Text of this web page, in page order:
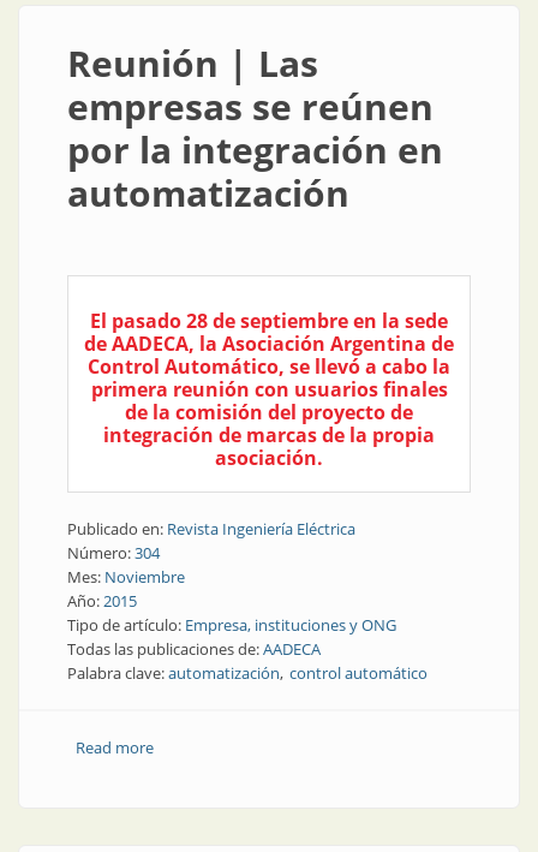
Reunión | Las
empresas se reúnen
por la integración en
automatización
El pasado 28 de septiembre en la sede
de AADECA, la Asociación Argentina de
Control Automático, se llevó a cabo la
primera reunión con usuarios finales
de la comisión del proyecto de
integración de marcas de la propia
asociación.
Publicado en: Revista Ingeniería Eléctrica
Número:304
Mes: Noviembre
Año:2015
Tipo de artículo: Empresa, instituciones y ONG
Todas las publicaciones de:AADECA
Palabra clave:automatización control automático
Read moreabout Reunión | Las empresas se reúnen por la